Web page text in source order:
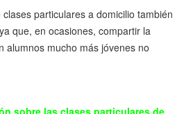
particulares a domicilio también
ya que, en ocasiones, compartir la
alumnos mucho más jóvenes no
sobre las clases particulares de